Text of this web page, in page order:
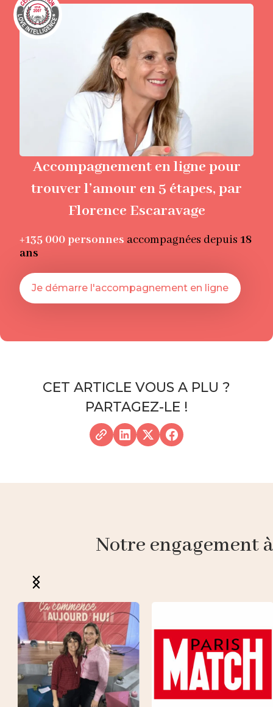
Accompagnement en ligne pour
trouver l’amour en 5 étapes, par
Florence Escaravage
+135 000 personnes accompagnées depuis 18
ans
Je démarre l'accompagnement en ligne
CET ARTICLE VOUS A PLU ?
PARTAGEZ-LE !
Notre engagement